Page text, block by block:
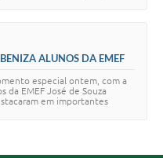
ALUNOS DA EMEF
especial ontem, com a
da EMEF José de Souza
em importantes